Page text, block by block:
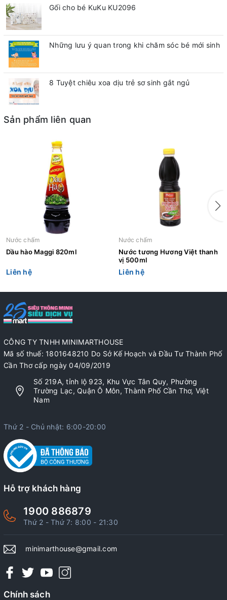
Gối cho bé KuKu KU2096
Những lưu ý quan trong khi chăm sóc bé mới sinh
8 Tuyệt chiêu xoa dịu trẻ sơ sinh gắt ngủ
Sản phẩm liên quan
Nước chấm
Dầu hào Maggi 820ml
Liên hệ
Nước chấm
Nước tương Hương Việt thanh
vị 500ml
Liên hệ
CÔNG TY TNHH MINIMARTHOUSE
Mã số thuế: 1801648210 Do Sở Kế Hoạch và Đầu Tư Thành Phố
Cần Thơ cấp ngày 04/09/2019
Số 219A, tỉnh lộ 923, Khu Vực Tân Quy, Phường
Trường Lạc, Quận Ô Môn, Thành Phố Cần Thơ, Việt
Nam
Thứ 2 - Chủ nhật: 6:00-20:00
Hỗ trợ khách hàng
1900 886879
Thứ 2 - Thứ 7: 8:00 - 21:30
minimarthouse@gmail.com
Chính sách